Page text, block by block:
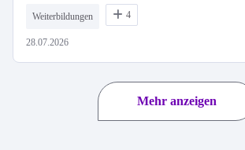
Weiterbildungen 4
28.07.2026
Mehr anzeigen